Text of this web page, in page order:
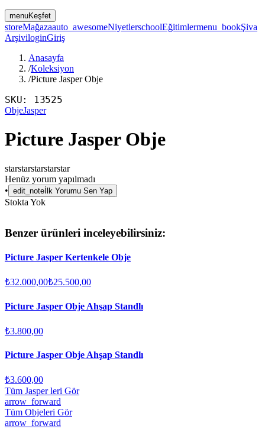
menuKeşfet
storeMağazaauto_awesomeNiyetlerschoolEğitimlermenu_bookŞiva
ArşiviloginGiriş
Anasayfa
/Koleksiyon
/Picture Jasper Obje
SKU: 13525
ObjeJasper
Picture Jasper Obje
starstarstarstarstar
Henüz yorum yapılmadı
• edit_note İlk Yorumu Sen Yap
Stokta Yok
Benzer ürünleri inceleyebilirsiniz:
Picture Jasper Kertenkele Obje
₺32.000,00₺25.500,00
Picture Jasper Obje Ahşap Standlı
₺3.800,00
Picture Jasper Obje Ahşap Standlı
₺3.600,00
Tüm Jasper leri Gör
arrow_forward
Tüm Objeleri Gör
arrow_forward